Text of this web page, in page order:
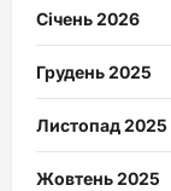
Січень 2026
Грудень 2025
Листопад 2025
Жовтень 2025